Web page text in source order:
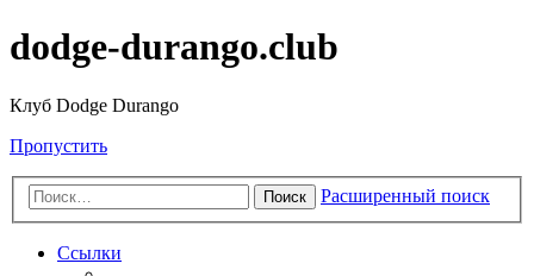
dodge-durango.club
Клуб Dodge Durango
Пропустить
Поиск Расширенный поиск
Ссылки